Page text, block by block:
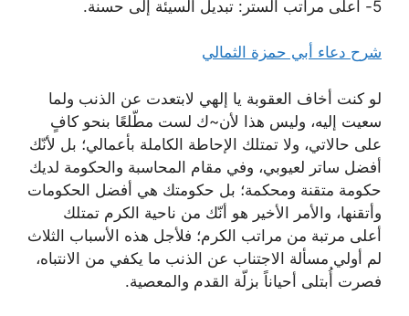
شرح دعاء أبي حمزة الثمالي
لو كنت أخاف العقوبة يا إلهي لابتعدت عن الذنب ولما
سعيت إليه، وليس هذا لأن~ك لست مطّلعًا بنحو كافٍ
على حالاتي، ولا تمتلك الإحاطة الكاملة بأعمالي؛ بل لأنّك
أفضل ساتر لعيوبي، وفي مقام المحاسبة والحكومة لديك
حكومة متقنة ومحكمة؛ بل حكومتك هي أفضل الحكومات
وأتقنها، والأمر الأخير هو أنّك من ناحية الكرم تمتلك
أعلى مرتبة من مراتب الكرم؛ فلأجل هذه الأسباب الثلاث
لم أولي مسألة الاجتناب عن الذنب ما يكفي من الانتباه،
فصرت أُبتلى أحياناً بزلّة القدم والمعصية.